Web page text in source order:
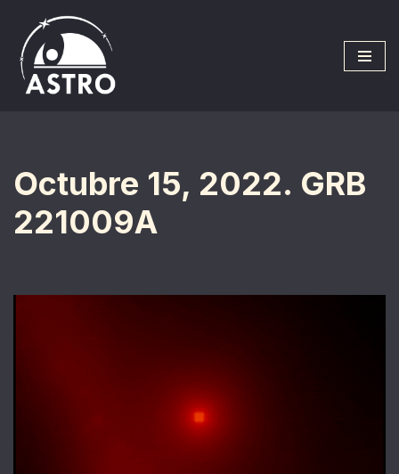
Saltar
al
contenido
Octubre 15, 2022. GRB
221009A